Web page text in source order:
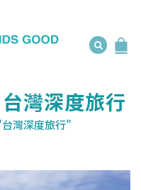
灣深度旅行
灣深度旅行"